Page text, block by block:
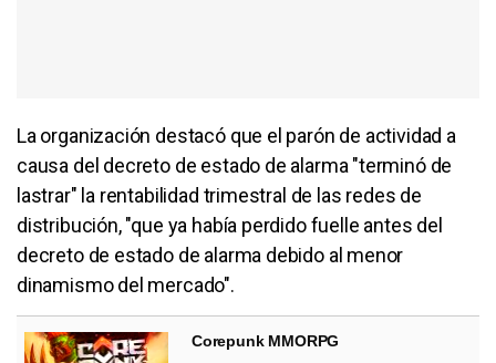
La organización destacó que el parón de actividad a
causa del decreto de estado de alarma "terminó de
lastrar" la rentabilidad trimestral de las redes de
distribución, "que ya había perdido fuelle antes del
decreto de estado de alarma debido al menor
dinamismo del mercado".
Corepunk MMORPG